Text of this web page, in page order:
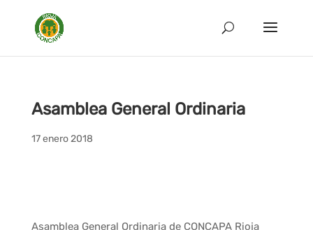
Asamblea General Ordinaria
17 enero 2018
Asamblea General Ordinaria de CONCAPA Rioja